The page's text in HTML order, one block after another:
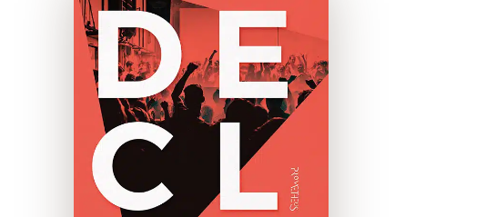
e-boek
Shane heeft altijd het idee
gehad dat hij iets creatiefs
zou moeten doen. Gewoon
iets leuks, met muziek of met
kunst. Na een flutstudie en
vijf tijdelijke contracten op rij